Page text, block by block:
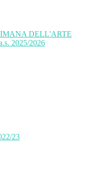
DELL'ARTE
2025/2026
23